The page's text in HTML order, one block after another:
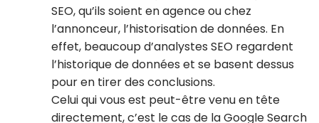
SEO, qu’ils soient en agence ou chez
l’annonceur, l’historisation de données. En
effet, beaucoup d’analystes SEO regardent
l’historique de données et se basent dessus
pour en tirer des conclusions.
Celui qui vous est peut-être venu en tête
directement, c’est le cas de la Google Search